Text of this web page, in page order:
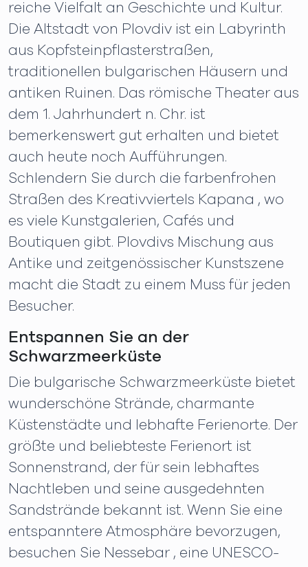
reiche Vielfalt an Geschichte und Kultur.
Die Altstadt von Plovdiv ist ein Labyrinth
aus Kopfsteinpflasterstraßen,
traditionellen bulgarischen Häusern und
antiken Ruinen. Das römische Theater aus
dem 1. Jahrhundert n. Chr. ist
bemerkenswert gut erhalten und bietet
auch heute noch Aufführungen.
Schlendern Sie durch die farbenfrohen
Straßen des Kreativviertels Kapana , wo
es viele Kunstgalerien, Cafés und
Boutiquen gibt. Plovdivs Mischung aus
Antike und zeitgenössischer Kunstszene
macht die Stadt zu einem Muss für jeden
Besucher.
Entspannen Sie an der
Schwarzmeerküste
Die bulgarische Schwarzmeerküste bietet
wunderschöne Strände, charmante
Küstenstädte und lebhafte Ferienorte. Der
größte und beliebteste Ferienort ist
Sonnenstrand, der für sein lebhaftes
Nachtleben und seine ausgedehnten
Sandstrände bekannt ist. Wenn Sie eine
entspanntere Atmosphäre bevorzugen,
besuchen Sie Nessebar , eine UNESCO-